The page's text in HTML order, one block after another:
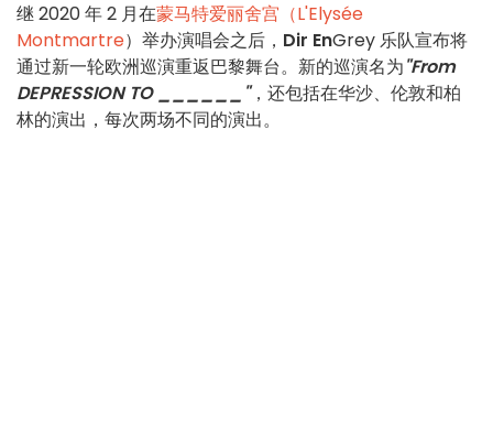
继 2020 年 2 月在蒙马特爱丽舍宫（L'Elysée
Montmartre）举办演唱会之后， Dir EnGrey 乐队宣布将
通过新一轮欧洲巡演重返巴黎舞台。新的巡演名为"From
DEPRESSION TO ______"，还包括在华沙、伦敦和柏
林的演出，每次两场不同的演出。